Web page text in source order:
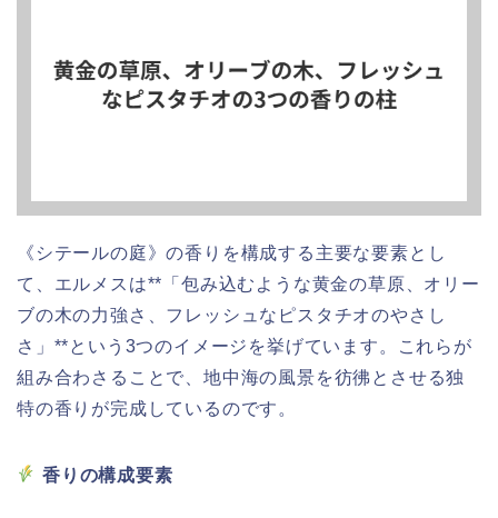
《シテールの庭》の香りを構成する主要な要素とし
て、エルメスは**「包み込むような黄金の草原、オリー
ブの木の力強さ、フレッシュなピスタチオのやさし
さ」**という3つのイメージを挙げています。これらが
組み合わさることで、地中海の風景を彷彿とさせる独
特の香りが完成しているのです。
香りの構成要素